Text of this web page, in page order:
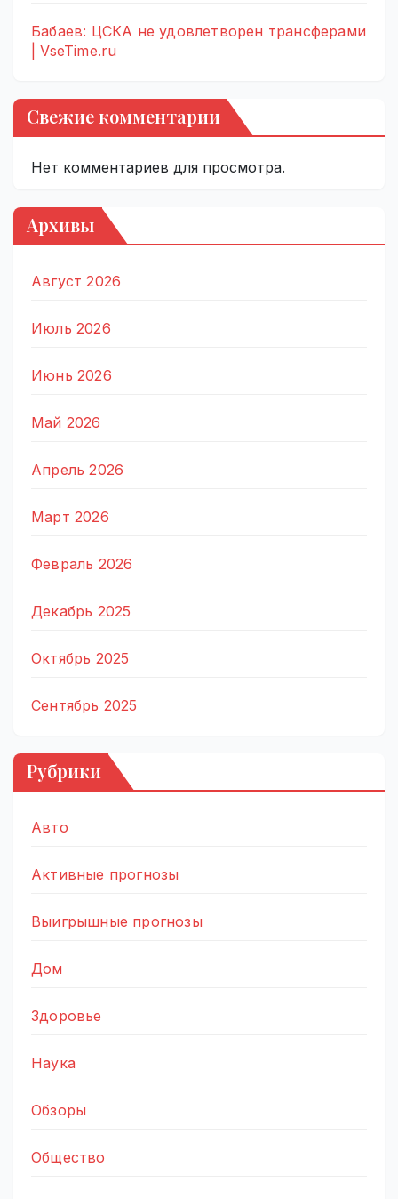
Бабаев: ЦСКА не удовлетворен трансферами
| VseTime.ru
Свежие комментарии
Нет комментариев для просмотра.
Архивы
Август 2026
Июль 2026
Июнь 2026
Май 2026
Апрель 2026
Март 2026
Февраль 2026
Декабрь 2025
Октябрь 2025
Сентябрь 2025
Рубрики
Авто
Активные прогнозы
Выигрышные прогнозы
Дом
Здоровье
Наука
Обзоры
Общество